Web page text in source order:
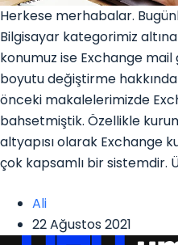
Herkese merhabalar.
Bilgisayar kategorimiz
konumuz ise Exchange
boyutu değiştirme
önceki makalelerimizde
bahsetmiştik. Özellikle
altyapısı olarak Exchange
çok kapsamlı bir sistemdir.
Ali
22 Ağustos 2021